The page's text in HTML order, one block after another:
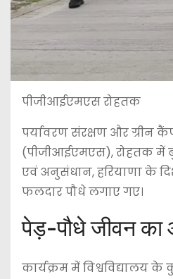
पीजीआईएमएस रोहतक
पर्यावरण संरक्षण और ग्रीन
(पीजीआईएमएस), रोहतक में
एवं अनुसंधान, हरियाणा के
फलदार पौधे लगाए गए।
पेड़-पौधे जीवन का
कार्यक्रम में विश्वविद्यालय